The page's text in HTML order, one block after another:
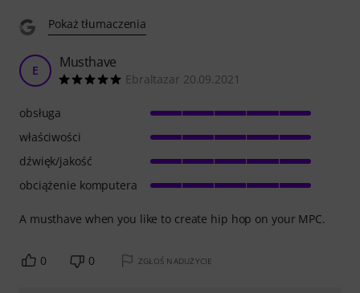
Pokaż tłumaczenia
E Musthave
Ebraltazar 20.09.2021
A musthave when you like to create hip hop on your MPC.
obsługa
właściwości
dźwięk/jakość
obciążenie komputera
0 0 ZGŁOŚ NADUŻYCIE